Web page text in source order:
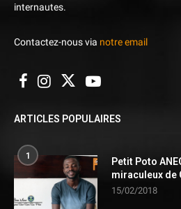
internautes.
Contactez-nous via notre email
ARTICLES POPULAIRES
1
Petit Poto
miraculeux de
15/02/2018